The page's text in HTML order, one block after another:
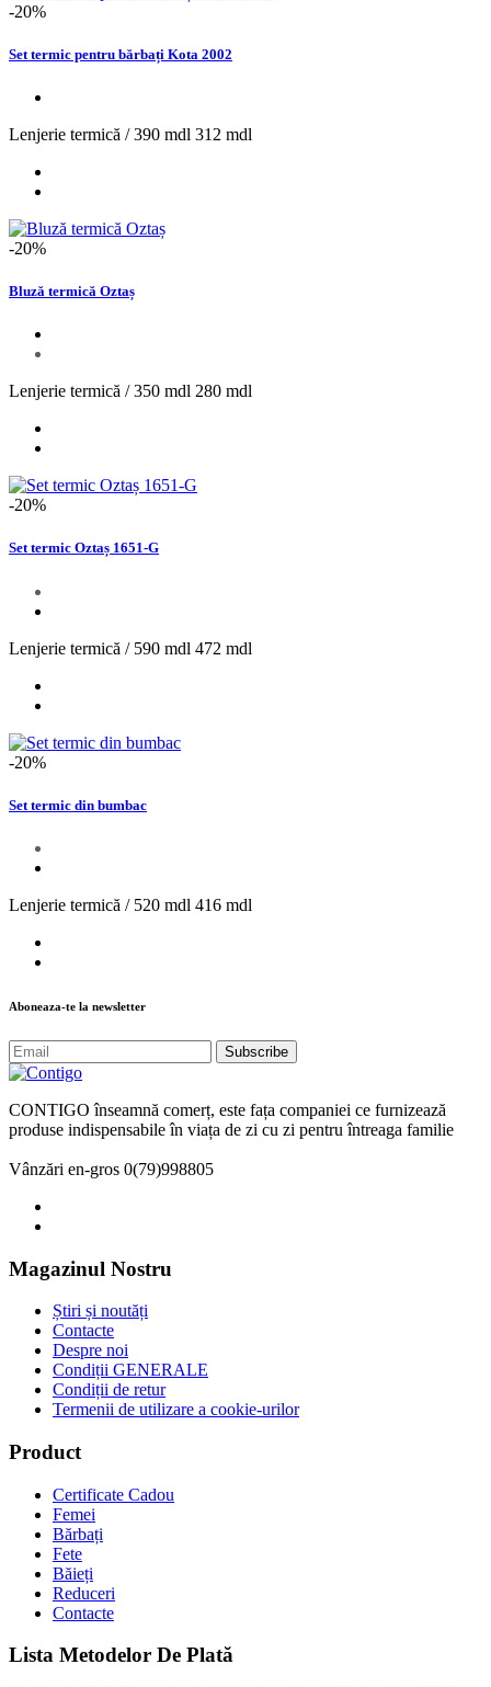
-20%
Set termic pentru bărbați Kota 2002
Lenjerie termică /390 mdl 312 mdl
-20%
Bluză termică Oztaș
Lenjerie termică /350 mdl 280 mdl
-20%
Set termic Oztaș 1651-G
Lenjerie termică / 590 mdl 472 mdl
-20%
Set termic din bumbac
Lenjerie termică / 520 mdl 416 mdl
Aboneaza-te la newsletter
Subscribe
CONTIGO înseamnă comerț, este fața companiei ce furnizează
produse indispensabile în viața de zi cu zi pentru întreaga familie
Vânzări en-gros 0(79)998805
Magazinul Nostru
Știri și noutăți
Contacte
Despre noi
Condiții GENERALE
Condiții de retur
Termenii de utilizare a cookie-urilor
Product
Certificate Cadou
Femei
Bărbați
Fete
Băieți
Reduceri
Contacte
Lista Metodelor De Plată